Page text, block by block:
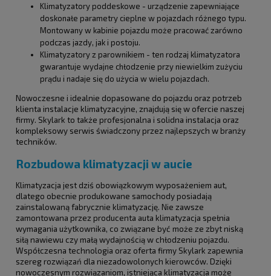
Klimatyzatory poddeskowe - urządzenie zapewniające
doskonałe parametry cieplne w pojazdach różnego typu.
Montowany w kabinie pojazdu może pracować zarówno
podczas jazdy, jak i postoju.
Klimatyzatory z parownikiem - ten rodzaj klimatyzatora
gwarantuje wydajne chłodzenie przy niewielkim zużyciu
prądu i nadaje się do użycia w wielu pojazdach.
Nowoczesne i idealnie dopasowane do pojazdu oraz potrzeb
klienta instalacje klimatyzacyjne, znajdują się w ofercie naszej
firmy. Skylark to także profesjonalna i solidna instalacja oraz
kompleksowy serwis świadczony przez najlepszych w branży
techników.
Rozbudowa klimatyzacji w aucie
Klimatyzacja jest dziś obowiązkowym wyposażeniem aut,
dlatego obecnie produkowane samochody posiadają
zainstalowaną fabrycznie klimatyzację. Nie zawsze
zamontowana przez producenta auta klimatyzacja spełnia
wymagania użytkownika, co związane być może ze zbyt niską
siłą nawiewu czy małą wydajnością w chłodzeniu pojazdu.
Współczesna technologia oraz oferta firmy Skylark zapewnia
szereg rozwiązań dla niezadowolonych kierowców. Dzięki
nowoczesnym rozwiązaniom, istniejąca klimatyzacja może